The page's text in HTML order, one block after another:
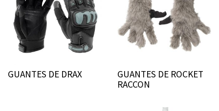
GUANTES DE DRAX
GUANTES DE ROCKET
RACCON